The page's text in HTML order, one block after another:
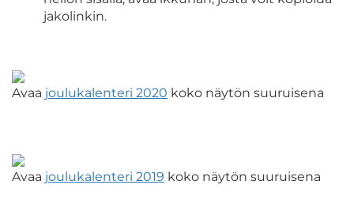
jakolinkin.
Avaa joulukalenteri 2020 koko näytön suuruisena
Avaa joulukalenteri 2019 koko näytön suuruisena